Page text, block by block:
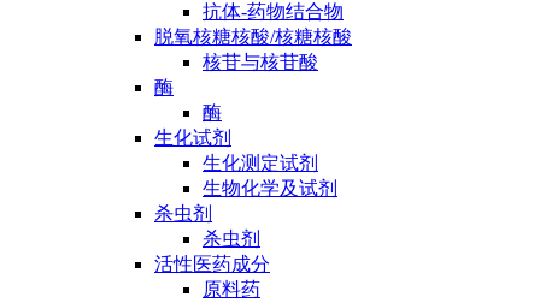
抗体-药物结合物
脱氧核糖核酸/核糖核酸
核苷与核苷酸
酶
酶
生化试剂
生化测定试剂
生物化学及试剂
杀虫剂
杀虫剂
活性医药成分
原料药